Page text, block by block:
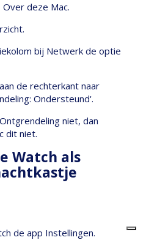
deze Mac.
bij Netwerk de optie
de rechterkant naar
Ondersteund'.
niet, dan
dit niet.
Watch als
de app Instellingen.